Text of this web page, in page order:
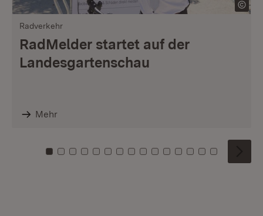
Radverkehr
RadMelder startet auf der
Landesgartenschau
Mehr
Zu Kachel: 0
Zu Kachel: 1
Zu Kachel: 2
Zu Kachel: 3
Zu Kachel: 4
Zu Kachel: 5
Zu Kachel: 6
Zu Kachel: 7
Zu Kachel: 8
Zu Kachel: 9
Zu Kachel: 10
Zu Kachel: 11
Zu Kachel: 12
Zu Kachel:
Zu